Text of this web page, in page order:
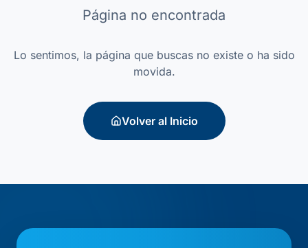
Página no encontrada
Lo sentimos, la página que buscas no existe o ha sido
movida.
Volver al Inicio